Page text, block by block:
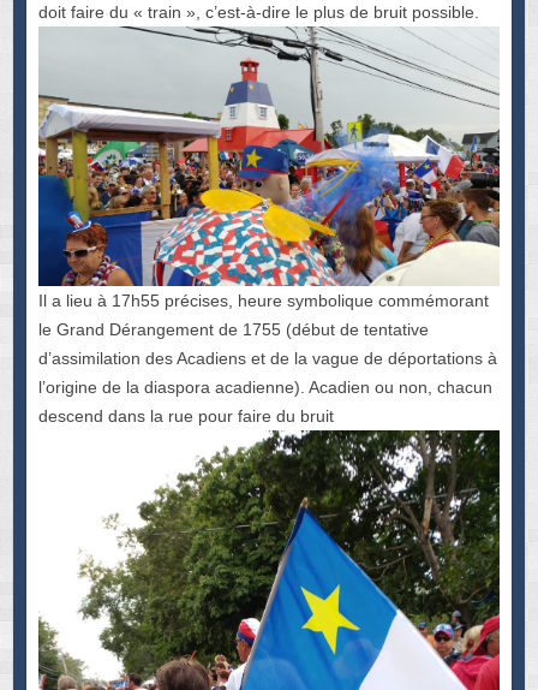
doit faire du « train », c’est-à-dire le plus de bruit possible.
Il a lieu à 17h55 précises, heure symbolique commémorant
le Grand Dérangement de 1755 (début de tentative
d’assimilation des Acadiens et de la vague de déportations à
l’origine de la diaspora acadienne). Acadien ou non, chacun
descend dans la rue pour faire du bruit